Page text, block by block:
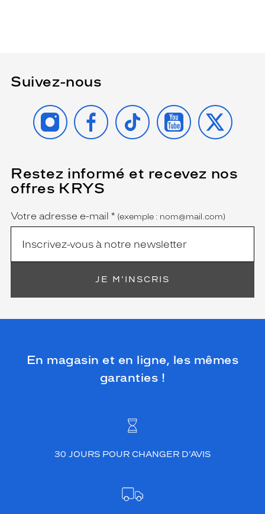
Suivez-nous
INSTAGRAMFACEBOOK
TIKTOK YOUTUBE
X
Restez informé et recevez nos
offres KRYS
Name
Votre adresse e-mail *
(Ce
champ
est
obligatoire)
(exemple : nom@mail.com)
JE M'INSCRIS
En magasin et en ligne, les mêmes
garanties !
30 JOURS POUR CHANGER D’AVIS